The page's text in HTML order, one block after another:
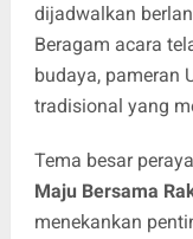
dijadwalkan
Beragam acara
budaya, pameran
tradisional yang
Tema besar
Maju Bersama
menekankan